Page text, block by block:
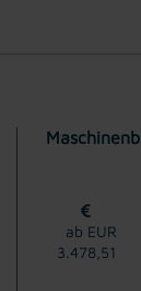
ab EUR
3.478,51